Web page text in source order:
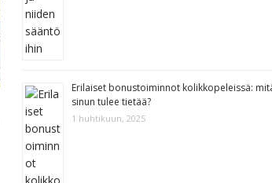
Erilaiset bonustoiminnot kolikkopeleissä:
sinun tulee tietää?
1 huhtikuun, 2025